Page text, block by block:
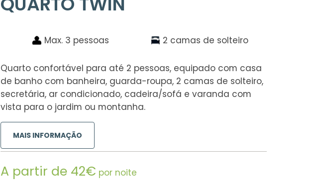
Max. 3 pessoas 2 camas de solteiro
Quarto confortável para até 2 pessoas, equipado com casa
de banho com banheira, guarda-roupa, 2 camas de solteiro,
secretária, ar condicionado, cadeira/sofá e varanda com
vista para o jardim ou montanha.
MAIS INFORMAÇÃO
A partir de 42€ por noite